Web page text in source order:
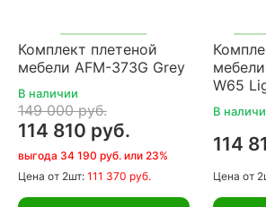
Комплект плетеной
мебели AFM-373G Grey
В наличии
149 000 руб.
114 810 руб.
выгода 34 190 руб. или 23%
Цена от 2шт: 111 370 руб.
W65
В
114
Цена от